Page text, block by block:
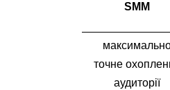
SMM
точне
аудиторії